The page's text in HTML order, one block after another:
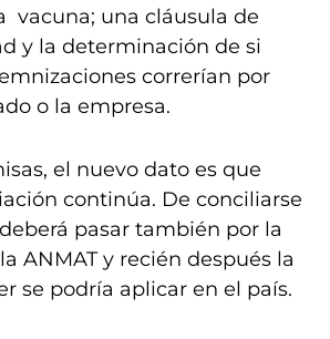
vacuna; una cláusula de
y la determinación de si
correrían por
o la empresa.
el nuevo dato es que
continúa. De conciliarse
pasar también por la
ANMAT y recién después la
se podría aplicar en el país.